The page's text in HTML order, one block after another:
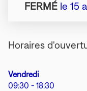
FERMÉ le 15
Horaires
Horaires
d'ouverture
Vendredi
09:30 - 18:30